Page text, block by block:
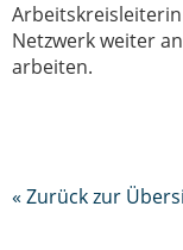
Netzwerk weiter
arbeiten.
« Zurück zur